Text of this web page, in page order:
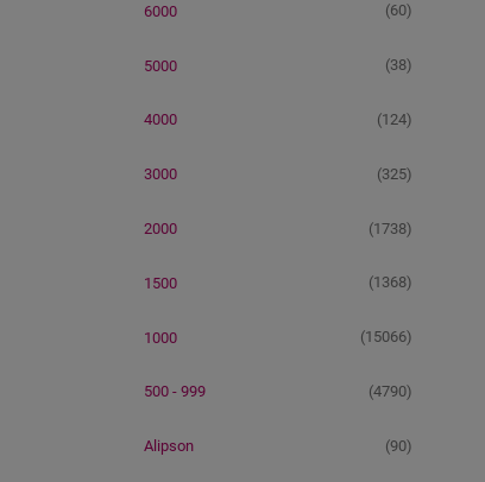
6000 (60)
5000 (38)
4000 (124)
3000 (325)
2000 (1738)
1500 (1368)
1000 (15066)
500 - 999 (4790)
Alipson (90)